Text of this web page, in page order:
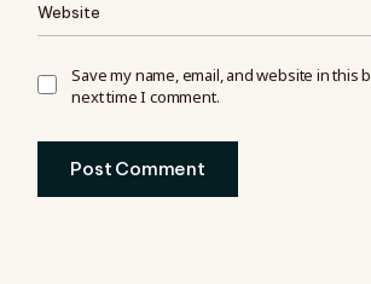
Save my name, email, and website in this
next time I comment.
Post Comment